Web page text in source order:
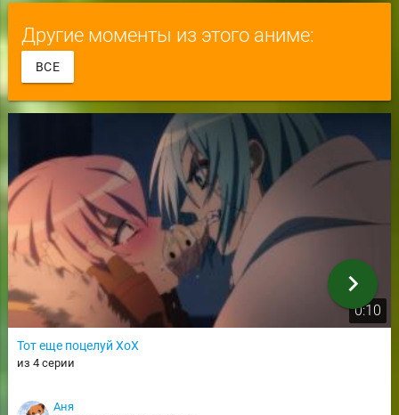
Другие моменты из этого аниме:
ВСЕ
0:10
Тот еще поцелуй ХоХ
из 4 серии
Аня
chevron_right